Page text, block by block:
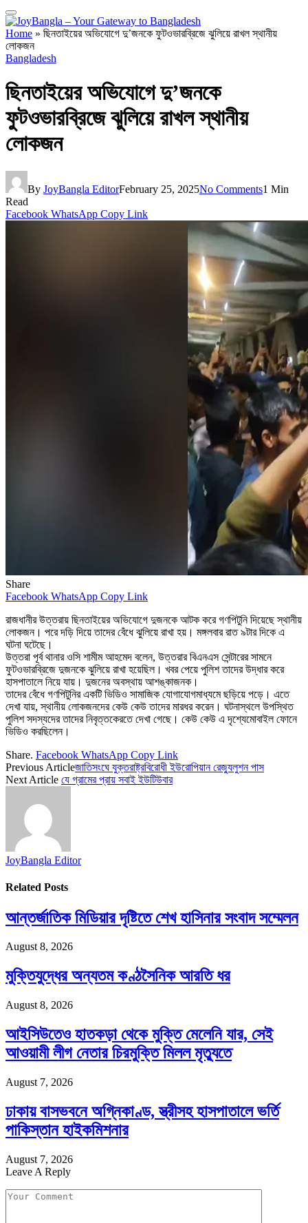
Home » ছিনতাইয়ের অভিযোগে দু’জনকে ফুটওভারব্রিজে ঝুলিয়ে রাখল স্থানীয়
লোকজন
Bangladesh
ছিনতাইয়ের অভিযোগে দু’জনকে
ফুটওভারব্রিজে ঝুলিয়ে রাখল স্থানীয়
লোকজন
By JoyBangla EditorFebruary 25, 2025No Comments1 Min
Read
Facebook WhatsApp Copy Link
Share
Facebook WhatsApp Copy Link
রাজধানীর উত্তরায় ছিনতাইয়ের অভিযোগে দুজনকে আটক করে গণপিটুনি দিয়েছে স্থানীয়
লোকজন। পরে দড়ি দিয়ে তাদের বেঁধে ঝুলিয়ে রাখা হয়। মঙ্গলবার রাত ৯টার দিকে এ
ঘটনা ঘটেছে।
উত্তরা পূর্ব থানার ওসি শামীম আহমেদ বলেন, ‌‌উত্তরার বিএনএস সেন্টারের সামনে
ফুটওভারব্রিজে দুজনকে ঝুলিয়ে রাখা হয়েছিল। খবর পেয়ে পুলিশ তাদের উদ্ধার করে
হাসপাতালে নিয়ে যায়। দুজনের অবস্থায় আশঙ্কাজনক।
তাদের বেঁধে গণপিটুনির একটি ভিডিও সামাজিক যোগাযোগমাধ্যমে ছড়িয়ে পড়ে। এতে
দেখা যায়, স্থানীয় লোকজনদের কেউ কেউ তাদের মারধর করেন। ঘটনাস্থলে উপস্থিত
পুলিশ সদস্যদের তাদের নিবৃত্তকেরতে দেখা গেছে। কেউ কেউ এ দৃশ্যেমোবাইল ফোনে
ভিডিও করছিলেন।
Share. Facebook WhatsApp Copy Link
Previous Articleজাতিসংঘে যুক্তরাষ্ট্রবিরোধী ইউরোপিয়ান রেজ্যুলুশন পাস
Next Article যে গ্রামের প্রায় সবাই ইউটিউবার
JoyBangla Editor
Related Posts
আন্তর্জাতিক মিডিয়ার দৃষ্টিতে শেখ হাসিনার সংবাদ সম্মেলন
August 8, 2026
মুক্তিযুদ্ধের অন্যতম কণ্ঠসৈনিক আরতি ধর
August 8, 2026
আইসিউতেও হাতকড়া থেকে মুক্তি মেলেনি যার, সেই
আওয়ামী লীগ নেতার চিরমুক্তি মিলল মৃত্যুতে
August 7, 2026
ঢাকায় বাসভবনে অগ্নিকাণ্ড, স্ত্রীসহ হাসপাতালে ভর্তি
পাকিস্তান হাইকমিশনার
August 7, 2026
Leave A Reply